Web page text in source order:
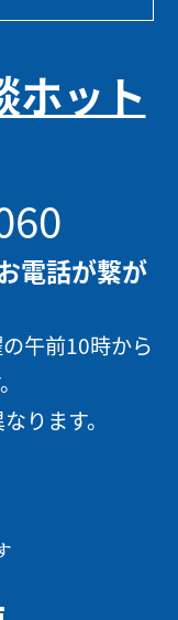
ホット
電話が繋が
午前10時から
ります。